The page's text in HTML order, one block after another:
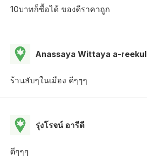
10บาทก็ซื้อได้ ของดีราคาถูก
Anassaya Wittaya a-reekul
ร้านลับๆในเมือง ดีๆๆๆ
รุ่งโรจน์ อารีดี
ดีๆๆๆ